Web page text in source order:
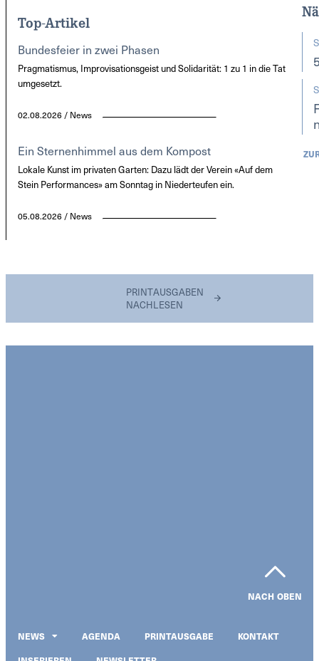
Top-Artikel
Bundesfeier in zwei Phasen
Pragmatismus, Improvisationsgeist und Solidarität: 1 zu 1 in die Tat
umgesetzt.
02.08.2026 / News
Ein Sternenhimmel aus dem Kompost
Lokale Kunst im privaten Garten: Dazu lädt der Verein «Auf dem
Stein Performances» am Sonntag in Niederteufen ein.
05.08.2026 / News
PRINTAUSGABEN
NACHLESEN
NACH OBEN
NEWS AGENDA PRINTAUSGABE
KONTAKT